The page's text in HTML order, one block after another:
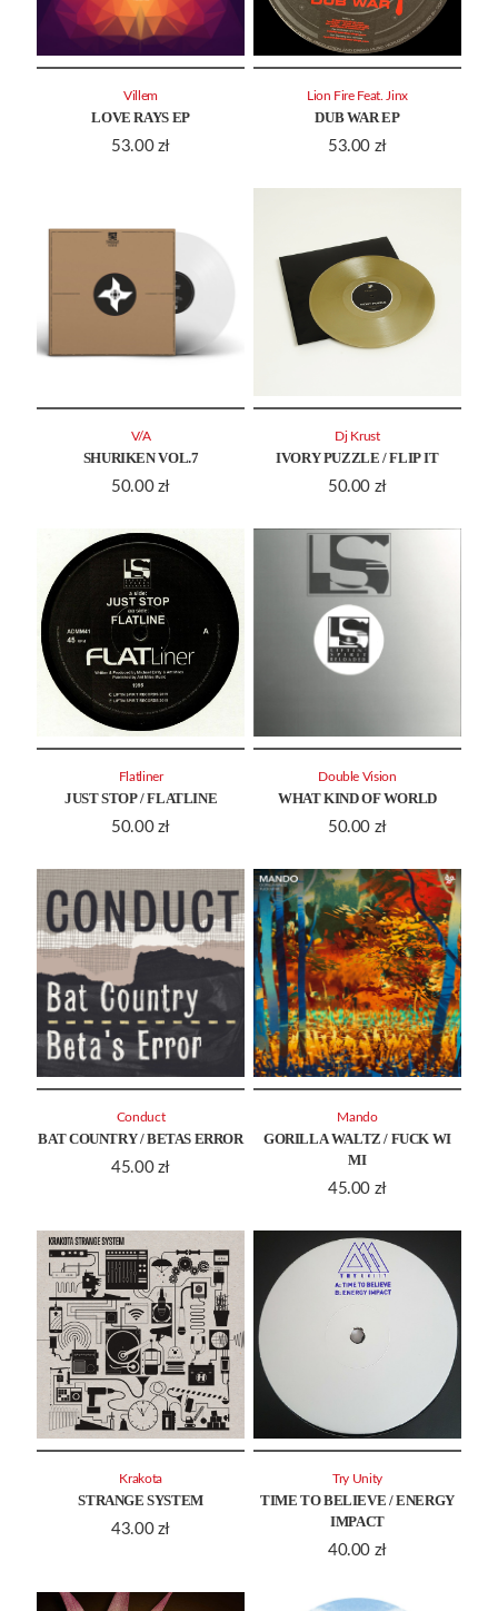
LOVE RAYS EP
53.00 zł
Villem
DUB WAR EP
53.00 zł
Lion Fire Feat. Jinx
SHURIKEN VOL.7
50.00 zł
V/A
IVORY PUZZLE / FLIP IT
50.00 zł
Dj Krust
JUST STOP / FLATLINE
50.00 zł
Flatliner
WHAT KIND OF WORLD
50.00 zł
Double Vision
BAT COUNTRY / BETAS ERROR
45.00 zł
Conduct
GORILLA WALTZ / FUCK WI
MI
45.00 zł
Mando
STRANGE SYSTEM
43.00 zł
Krakota
TIME TO BELIEVE / ENERGY
IMPACT
40.00 zł
Try Unity